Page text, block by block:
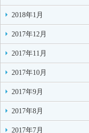
2018年1月
2017年12月
2017年11月
2017年10月
2017年9月
2017年8月
2017年7月